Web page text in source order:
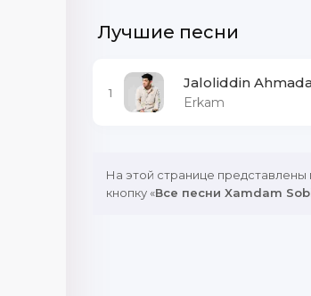
Лучшие песни
1
Jaloliddin
Erkam
На этой странице
кнопку «Все песни Xamdam